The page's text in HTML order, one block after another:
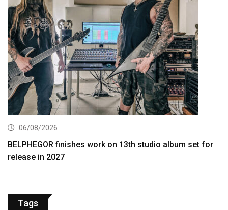
06/08/2026
BELPHEGOR finishes work on 13th studio album set for
release in 2027
Tags